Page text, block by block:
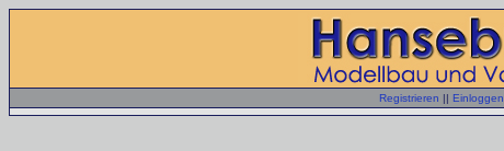
Registrieren || Einloggen